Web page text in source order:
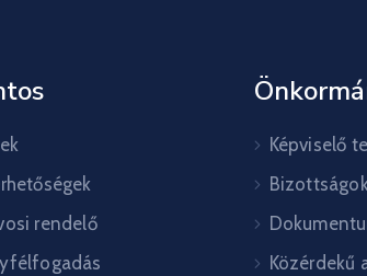
rendelő
Képviselő
Közérdekű